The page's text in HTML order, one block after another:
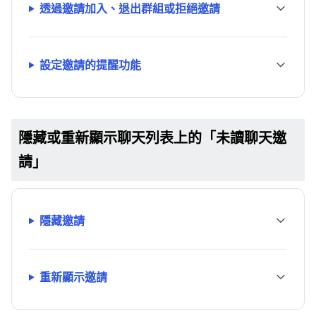
透過邀請加入、退出群組或拒絕邀請
設定邀請的提醒功能
隱藏或重新顯示聊天列表上的「未讀聊天邀
請」
隱藏邀請
重新顯示邀請